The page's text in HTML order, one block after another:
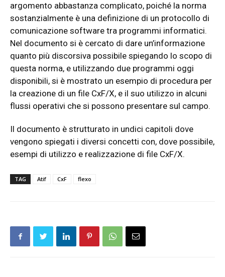
argomento abbastanza complicato, poiché la norma
sostanzialmente è una definizione di un protocollo di
comunicazione software tra programmi informatici.
Nel documento si è cercato di dare un’informazione
quanto più discorsiva possibile spiegando lo scopo di
questa norma, e utilizzando due programmi oggi
disponibili, si è mostrato un esempio di procedura per
la creazione di un file CxF/X, e il suo utilizzo in alcuni
flussi operativi che si possono presentare sul campo.
Il documento è strutturato in undici capitoli dove
vengono spiegati i diversi concetti con, dove possibile,
esempi di utilizzo e realizzazione di file CxF/X.
TAG Atif CxF flexo